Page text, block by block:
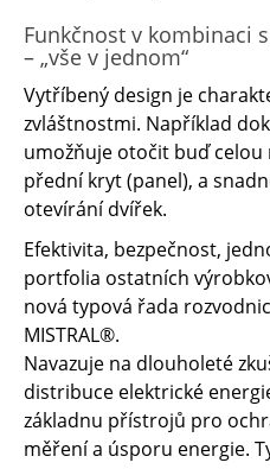
Funkčnost v kombinaci
– „vše v jednom“
Vytříbený design je
zvláštnostmi. Například
umožňuje otočit buď celou
přední kryt (panel), a
otevírání dvířek.
Efektivita, bezpečnost,
portfolia ostatních
nová typová řada
MISTRAL®.
Navazuje na dlouholeté
distribuce elektrické
základnu přístrojů pro
měření a úsporu energie.